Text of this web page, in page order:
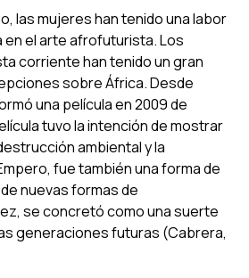
las mujeres han tenido una labor
en el arte afrofuturista. Los
corriente han tenido un gran
sobre África. Desde
una película en 2009 de
tuvo la intención de mostrar
ambiental y la
fue también una forma de
nuevas formas de
se concretó como una suerte
generaciones futuras (Cabrera,